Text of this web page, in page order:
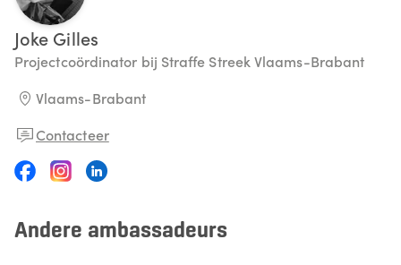
Joke Gilles
Projectcoördinator bij Straffe Streek Vlaams-Brabant
Vlaams-Brabant
Contacteer
Andere ambassadeurs